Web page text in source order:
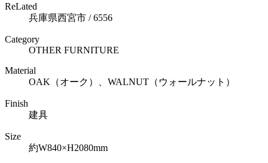
ReLated
兵庫県西宮市 / 6556
Category
OTHER FURNITURE
Material
OAK（オーク）、WALNUT（ウォールナット）
Finish
建具
Size
約W840×H2080mm